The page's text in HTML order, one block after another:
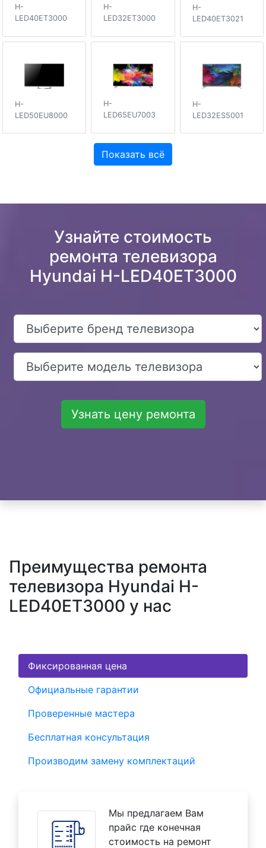
H-
LED40ET3000
H-
LED32ET3000
H-
LED40ET3021
H-
LED50EU8000
H-
LED65EU7003
H-
LED32ES5001
Показать всё
Узнайте стоимость
ремонта телевизора
Hyundai H-LED40ET3000
Узнать цену ремонта
Преимущества ремонта
телевизора Hyundai H-
LED40ET3000 у нас
Фиксированная цена
Официальные гарантии
Проверенные мастера
Бесплатная консультация
Производим замену комплектаций
Мы предлагаем Вам
прайс где конечная
стоимость на ремонт